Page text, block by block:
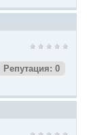
Репутация: 0